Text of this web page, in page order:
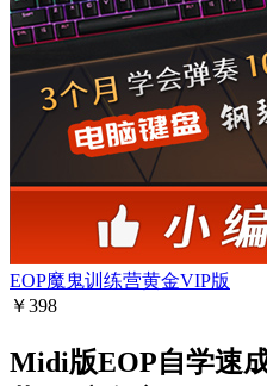
EOP魔鬼训练营黄金VIP版
￥398
Midi版EOP自学速